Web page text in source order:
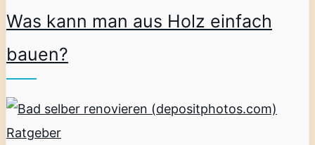
Was kann man aus Holz einfach
bauen?
Ratgeber